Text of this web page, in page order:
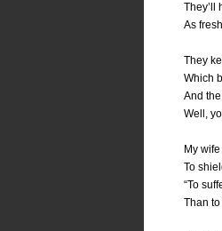
They’ll
As
They
Which
And
Well,
My
To
“To
Than